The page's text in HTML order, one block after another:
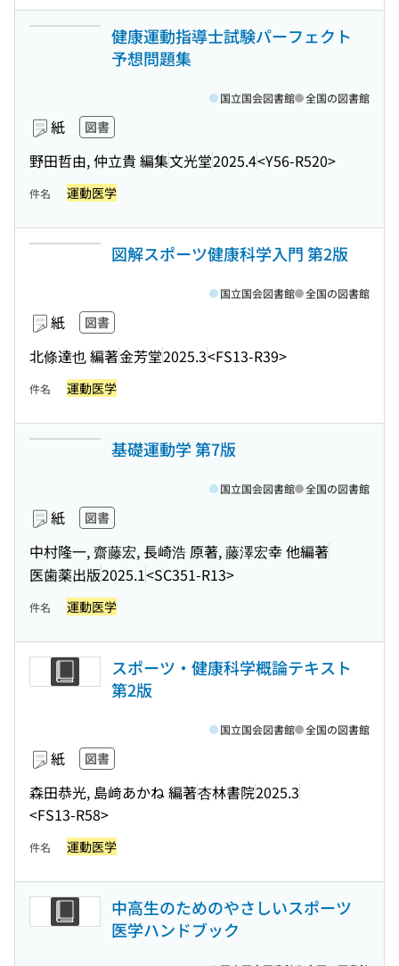
健康運動指導士試験パーフェクト
予想問題集
紙 図書
野田哲由, 仲立貴 編集文光堂2025.4<Y56-R520>
国立国会図書館 全国の図書館
件名 運動医学
図解スポーツ健康科学入門 第2版
紙 図書
北條達也 編著金芳堂2025.3<FS13-R39>
国立国会図書館 全国の図書館
件名 運動医学
基礎運動学 第7版
紙 図書
中村隆一, 齋藤宏, 長崎浩 原著, 藤澤宏幸 他編著
医歯薬出版2025.1<SC351-R13>
国立国会図書館 全国の図書館
件名 運動医学
スポーツ・健康科学概論テキスト
第2版
紙 図書
森田恭光, 島﨑あかね 編著杏林書院2025.3
<FS13-R58>
国立国会図書館 全国の図書館
件名 運動医学
中高生のためのやさしいスポーツ
医学ハンドブック